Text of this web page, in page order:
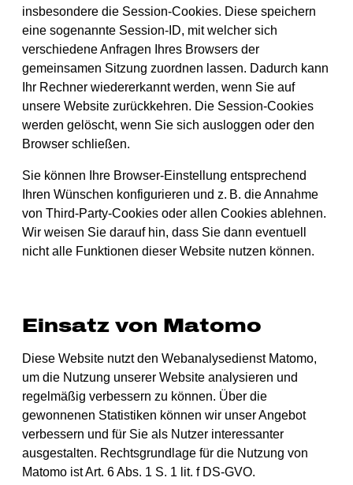
insbesondere die Session-Cookies. Diese speichern
eine sogenannte Session-ID, mit welcher sich
verschiedene Anfragen Ihres Browsers der
gemeinsamen Sitzung zuordnen lassen. Dadurch kann
Ihr Rechner wiedererkannt werden, wenn Sie auf
unsere Website zurückkehren. Die Session-Cookies
werden gelöscht, wenn Sie sich ausloggen oder den
Browser schließen.
Sie können Ihre Browser-Einstellung entsprechend
Ihren Wünschen konfigurieren und z. B. die Annahme
von Third-Party-Cookies oder allen Cookies ablehnen.
Wir weisen Sie darauf hin, dass Sie dann eventuell
nicht alle Funktionen dieser Website nutzen können.
Einsatz von Matomo
Diese Website nutzt den Webanalysedienst Matomo,
um die Nutzung unserer Website analysieren und
regelmäßig verbessern zu können. Über die
gewonnenen Statistiken können wir unser Angebot
verbessern und für Sie als Nutzer interessanter
ausgestalten. Rechtsgrundlage für die Nutzung von
Matomo ist Art. 6 Abs. 1 S. 1 lit. f DS-GVO.